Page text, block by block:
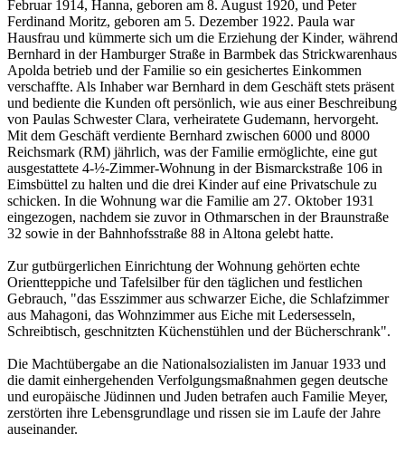
Februar 1914, Hanna, geboren am 8. August 1920, und Peter
Ferdinand Moritz, geboren am 5. Dezember 1922. Paula war
Hausfrau und kümmerte sich um die Erziehung der Kinder, während
Bernhard in der Hamburger Straße in Barmbek das Strickwarenhaus
Apolda betrieb und der Familie so ein gesichertes Einkommen
verschaffte. Als Inhaber war Bernhard in dem Geschäft stets präsent
und bediente die Kunden oft persönlich, wie aus einer Beschreibung
von Paulas Schwester Clara, verheiratete Gudemann, hervorgeht.
Mit dem Geschäft verdiente Bernhard zwischen 6000 und 8000
Reichsmark (RM) jährlich, was der Familie ermöglichte, eine gut
ausgestattete 4-½-Zimmer-Wohnung in der Bismarckstraße 106 in
Eimsbüttel zu halten und die drei Kinder auf eine Privatschule zu
schicken. In die Wohnung war die Familie am 27. Oktober 1931
eingezogen, nachdem sie zuvor in Othmarschen in der Braunstraße
32 sowie in der Bahnhofsstraße 88 in Altona gelebt hatte.
Zur gutbürgerlichen Einrichtung der Wohnung gehörten echte
Orientteppiche und Tafelsilber für den täglichen und festlichen
Gebrauch, "das Esszimmer aus schwarzer Eiche, die Schlafzimmer
aus Mahagoni, das Wohnzimmer aus Eiche mit Ledersesseln,
Schreibtisch, geschnitzten Küchenstühlen und der Bücherschrank".
Die Machtübergabe an die Nationalsozialisten im Januar 1933 und
die damit einhergehenden Verfolgungsmaßnahmen gegen deutsche
und europäische Jüdinnen und Juden betrafen auch Familie Meyer,
zerstörten ihre Lebensgrundlage und rissen sie im Laufe der Jahre
auseinander.